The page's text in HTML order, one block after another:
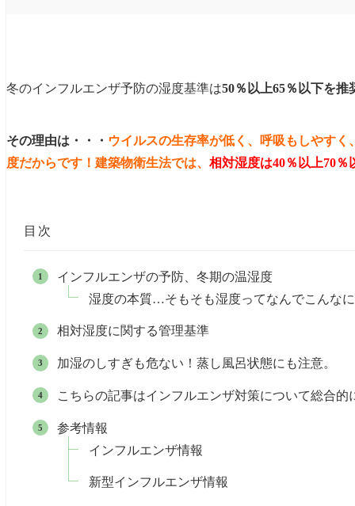
冬のインフルエンザ予防の湿度基準は50％以上65％以下を推
その理由は・・・ ウイルスの生存率が低く、呼吸もしやす
度だからです！ 建築物衛生法では、 相対湿度は40％以上70％
目次
インフルエンザの予防、冬期の温湿度
湿度の本質…そもそも湿度ってなんでこんな
相対湿度に関する管理基準
加湿のしすぎも危ない！蒸し風呂状態にも注意。
こちらの記事はインフルエンザ対策について総合的
参考情報
インフルエンザ情報
新型インフルエンザ情報